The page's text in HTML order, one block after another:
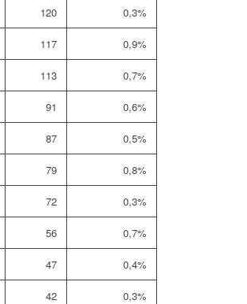
120 0,3%
117 0,9%
113 0,7%
91 0,6%
87 0,5%
79 0,8%
72 0,3%
56 0,7%
47 0,4%
42 0,3%